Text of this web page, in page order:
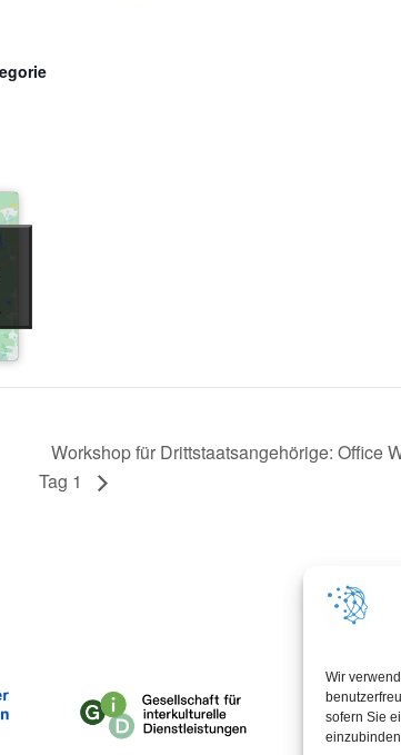
Wir
sofern Sie
Workshop für Drittstaatsangehörige: Office
Tag 1
In